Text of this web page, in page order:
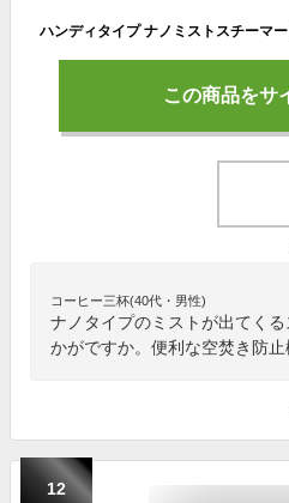
この商品をサ
コーヒー三杯(40代・男性)
ナノタイプのミストが出てく
かがですか。便利な空焚き防止
12